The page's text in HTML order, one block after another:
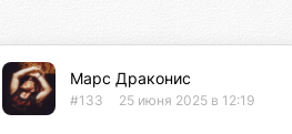
Марс Драконис
#133 25 июня 2025 в 12:19